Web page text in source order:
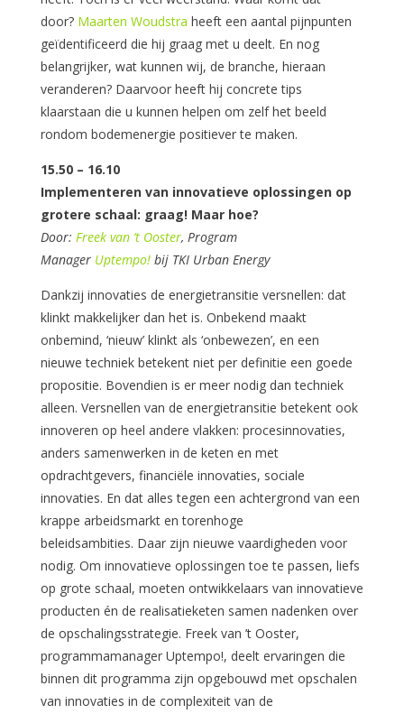
door? Maarten Woudstra heeft een aantal pijnpunten
geïdentificeerd die hij graag met u deelt. En nog
belangrijker, wat kunnen wij, de branche, hieraan
veranderen? Daarvoor heeft hij concrete tips
klaarstaan die u kunnen helpen om zelf het beeld
rondom bodemenergie positiever te maken.
15.50 – 16.10
Implementeren van innovatieve oplossingen op
grotere schaal: graag! Maar hoe?
Door: Freek van ’t Ooster, Program
Manager Uptempo!bij TKI Urban Energy
Dankzij innovaties de energietransitie versnellen: dat
klinkt makkelijker dan het is. Onbekend maakt
onbemind, ‘nieuw’ klinkt als ‘onbewezen’, en een
nieuwe techniek betekent niet per definitie een goede
propositie. Bovendien is er meer nodig dan techniek
alleen. Versnellen van de energietransitie betekent ook
innoveren op heel andere vlakken: procesinnovaties,
anders samenwerken in de keten en met
opdrachtgevers, financiële innovaties, sociale
innovaties. En dat alles tegen een achtergrond van een
krappe arbeidsmarkt en torenhoge
beleidsambities. Daar zijn nieuwe vaardigheden voor
nodig. Om innovatieve oplossingen toe te passen, liefs
op grote schaal, moeten ontwikkelaars van innovatieve
producten én de realisatieketen samen nadenken over
de opschalingsstrategie. Freek van ’t Ooster,
programmamanager Uptempo!, deelt ervaringen die
binnen dit programma zijn opgebouwd met opschalen
van innovaties in de complexiteit van de